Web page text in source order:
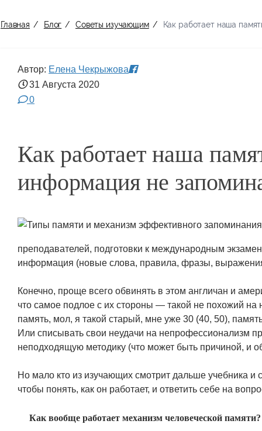
Главная / Блог / Советы изучающим / Как работает наша
Автор: Елена Чекрыжова
31 Августа 2020
0
Как работает наша
информация не
преподавателей, подготовки к международным
информация (новые слова, правила, фразы,
Конечно, проще всего обвинять в этом англичан и
что самое подлое с их стороны — такой не похожий
память, мол, я такой старый, мне уже 30 (40, 50),
Или списывать свои неудачи на непрофессионализм
неподходящую методику (что может быть причиной, и
Но мало кто из изучающих смотрит дальше учебника и
чтобы понять, как он работает, и ответить себе на
Как вообще работает механизм человеческой памяти?